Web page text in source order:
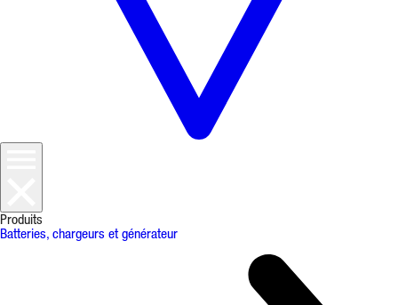
Produits
Batteries, chargeurs et générateur